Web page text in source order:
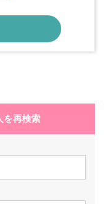
を再検索